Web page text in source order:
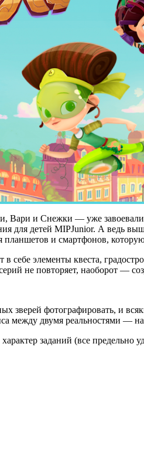
и Снежки — уже завоевали
для детей MIPJunior. А ведь
планшетов и смартфонов,
в себе элементы квеста,
не повторяет, наоборот —
фотографировать, и
между двумя реальностями —
заданий (все